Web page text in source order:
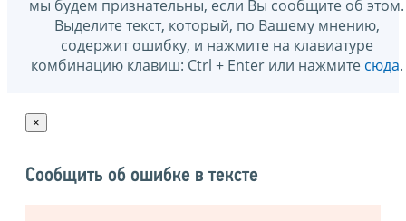
мы будем признательны, если Вы сообщите об этом.
Выделите текст, который, по Вашему мнению,
содержит ошибку, и нажмите на клавиатуре
комбинацию клавиш: Ctrl + Enter или нажмите сюда.
×
Сообщить об ошибке в тексте